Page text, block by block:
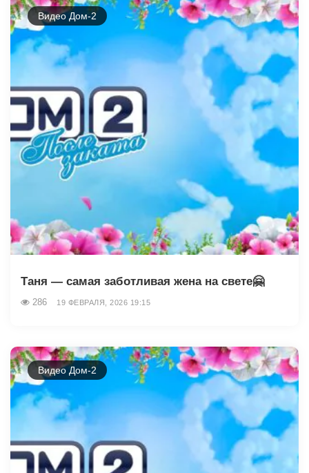
Видео Дом-2
Таня — самая заботливая жена на свете🤗
286 19 ФЕВРАЛЯ, 2026 19:15
Видео Дом-2